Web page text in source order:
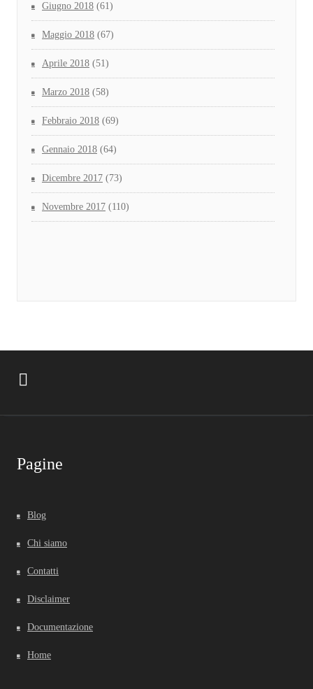
Giugno 2018 (61)
Maggio 2018 (67)
Aprile 2018 (51)
Marzo 2018 (58)
Febbraio 2018 (69)
Gennaio 2018 (64)
Dicembre 2017 (73)
Novembre 2017 (110)
Pagine
Blog
Chi siamo
Contatti
Disclaimer
Documentazione
Home